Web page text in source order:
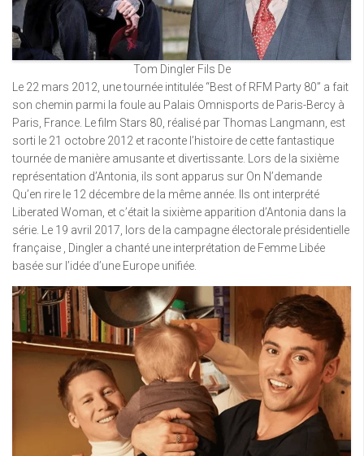
Tom Dingler Fils De
Le 22 mars 2012, une tournée intitulée “Best of RFM Party 80” a fait
son chemin parmi la foule au Palais Omnisports de Paris-Bercy à
Paris, France. Le film Stars 80, réalisé par Thomas Langmann, est
sorti le 21 octobre 2012 et raconte l’histoire de cette fantastique
tournée de manière amusante et divertissante. Lors de la sixième
représentation d’Antonia, ils sont apparus sur On N’demande
Qu’en rire le 12 décembre de la même année. Ils ont interprété
Liberated Woman, et c’était la sixième apparition d’Antonia dans la
série. Le 19 avril 2017, lors de la campagne électorale présidentielle
française , Dingler a chanté une interprétation de Femme Libée
basée sur l’idée d’une Europe unifiée.